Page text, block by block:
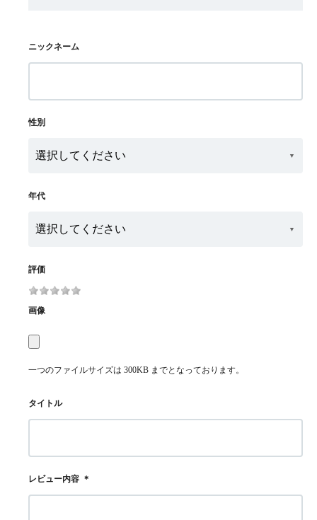
ニックネーム
性別
年代
評価
画像
一つのファイルサイズは 300KB までとなっております。
タイトル
レビュー内容 ＊